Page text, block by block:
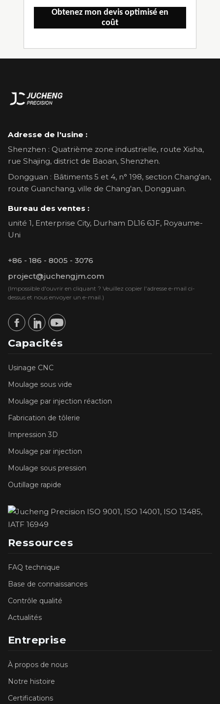
Obtenez mon devis optimisé en
coût
Adresse de l'usine :
Shenzhen : Quatrième zone industrielle, route Xisha,
rue Shajing, district de Baoan, Shenzhen.
Dongguan : Bâtiments 5 et 4, n° 198, section Chang'an,
route Guanchang, ville de Chang'an, Dongguan.
Bureau des ventes :
unité 1, Enterprise City, Durham DL16 6JF, Royaume-
Uni
+86 - 186 - 8005 - 3076
project@juchengjm.com
(Impossible d'ouvrir en cliquant ? Veuillez copier l'adresse e-mail ci-
dessus et nous envoyer un e-mail.)
Capacités
Usinage CNC
Moulage sous vide
Moulage par injection réaction
Fabrication de tôlerie
Impression 3D
Moulage par injection
Moulage sous pression
Outillage rapide
Ressources
FAQ technique
Base de connaissances
Contrôle qualité
Actualités
Entreprise
À propos de nous
Notre histoire
Certifications